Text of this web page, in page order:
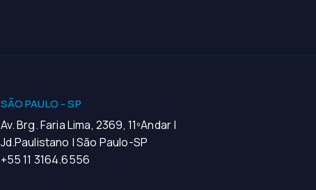
SÃO PAULO - SP
Av. Brg. Faria Lima, 2369, 11ºAndar |
Jd.Paulistano | São Paulo-SP
+55 11 3164.6556